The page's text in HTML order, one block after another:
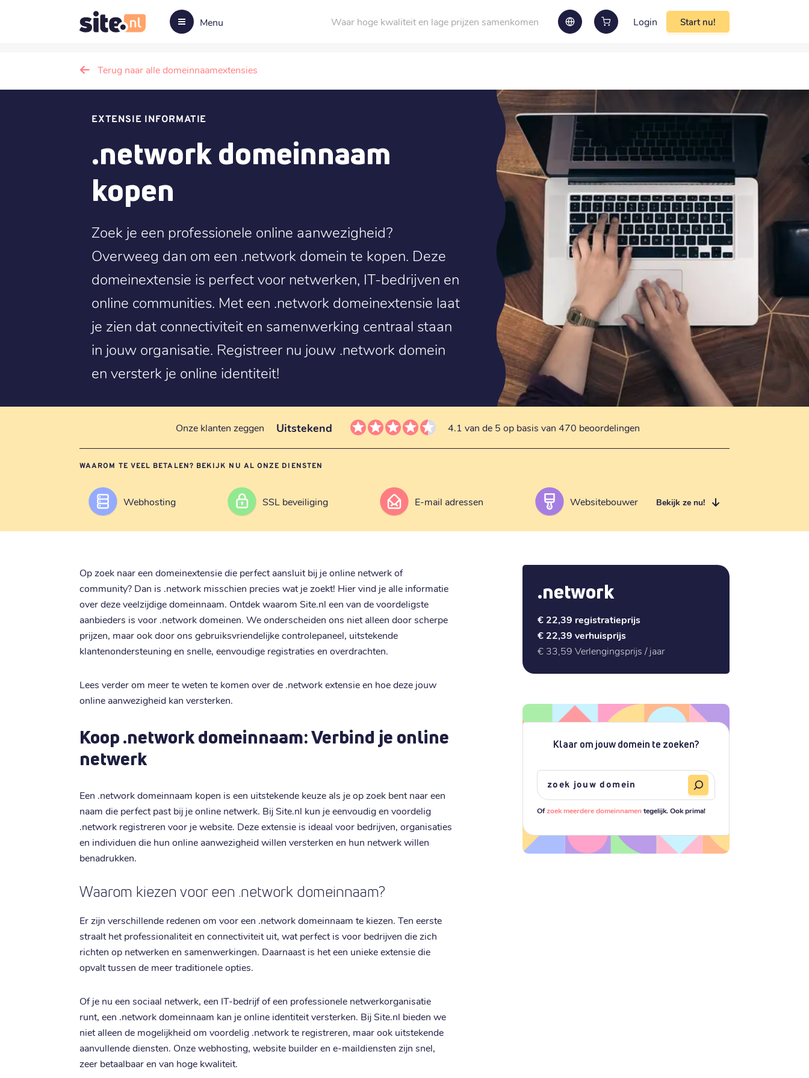
Menu Waar hoge kwaliteit en lage prijzen samenkomen Login Start nu!
Terug naar alle domeinnaamextensies
EXTENSIE INFORMATIE
.network domeinnaam
kopen
Zoek je een professionele online aanwezigheid?
Overweeg dan om een .network domein te kopen. Deze
domeinextensie is perfect voor netwerken, IT-bedrijven en
online communities. Met een .network domeinextensie laat
je zien dat connectiviteit en samenwerking centraal staan
in jouw organisatie. Registreer nu jouw .network domein
en versterk je online identiteit!
Onze klanten zeggen Uitstekend 4.1 van de 5 op basis van 470 beoordelingen
WAAROM TE VEEL BETALEN? BEKIJK NU AL ONZE DIENSTEN
Webhosting SSL beveiliging E-mail adressen Websitebouwer Bekijk ze nu!
Op zoek naar een domeinextensie die perfect aansluit bij je online netwerk of
community? Dan is .network misschien precies wat je zoekt! Hier vind je alle informatie
over deze veelzijdige domeinnaam. Ontdek waarom Site.nl een van de voordeligste
aanbieders is voor .network domeinen. We onderscheiden ons niet alleen door scherpe
prijzen, maar ook door ons gebruiksvriendelijke controlepaneel, uitstekende
klantenondersteuning en snelle, eenvoudige registraties en overdrachten.
Lees verder om meer te weten te komen over de .network extensie en hoe deze jouw
online aanwezigheid kan versterken.
Koop .network domeinnaam: Verbind je online
netwerk
Een .network domeinnaam kopen is een uitstekende keuze als je op zoek bent naar een
naam die perfect past bij je online netwerk. Bij Site.nl kun je eenvoudig en voordelig
.network registreren voor je website. Deze extensie is ideaal voor bedrijven, organisaties
en individuen die hun online aanwezigheid willen versterken en hun netwerk willen
benadrukken.
Waarom kiezen voor een .network domeinnaam?
Er zijn verschillende redenen om voor een .network domeinnaam te kiezen. Ten eerste
straalt het professionaliteit en connectiviteit uit, wat perfect is voor bedrijven die zich
richten op netwerken en samenwerkingen. Daarnaast is het een unieke extensie die
opvalt tussen de meer traditionele opties.
Of je nu een sociaal netwerk, een IT-bedrijf of een professionele netwerkorganisatie
runt, een .network domeinnaam kan je online identiteit versterken. Bij Site.nl bieden we
niet alleen de mogelijkheid om voordelig .network te registreren, maar ook uitstekende
aanvullende diensten. Onze webhosting, website builder en e-maildiensten zijn snel,
zeer betaalbaar en van hoge kwaliteit.
.network
€ 22,39 registratieprijs
€ 22,39 verhuisprijs
€ 33,59 Verlengingsprijs / jaar
Klaar om jouw domein te zoeken?
Ofzoek meerdere domeinnamentegelijk. Ook prima!